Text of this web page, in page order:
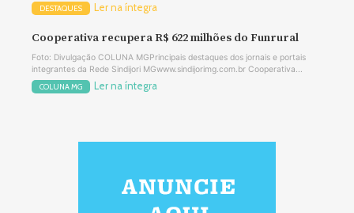
DESTAQUES Ler na íntegra
Cooperativa recupera R$ 622 milhões do Funrural
Foto: Divulgação COLUNA MGPrincipais destaques dos jornais e portais
integrantes da Rede Sindijori MGwww.sindijorimg.com.br Cooperativa...
COLUNA MG Ler na íntegra